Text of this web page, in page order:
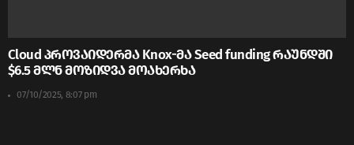
Cloud პროვაიდერმა Knox-მა Seed funding რაუნდში
$6.5 მლნ მოზიდვა მოახერხა
07/10/2025, 8:07 pm